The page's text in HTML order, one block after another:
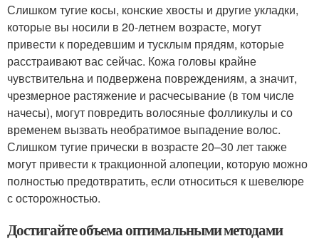
Слишком тугие косы, конские хвосты и другие укладки,
которые вы носили в 20-летнем возрасте, могут
привести к поредевшим и тусклым прядям, которые
расстраивают вас сейчас. Кожа головы крайне
чувствительна и подвержена повреждениям, а значит,
чрезмерное растяжение и расчесывание (в том числе
начесы), могут повредить волосяные фолликулы и со
временем вызвать необратимое выпадение волос.
Слишком тугие прически в возрасте 20–30 лет также
могут привести к тракционной алопеции, которую можно
полностью предотвратить, если относиться к шевелюре
с осторожностью.
Достигайте объема оптимальными методами